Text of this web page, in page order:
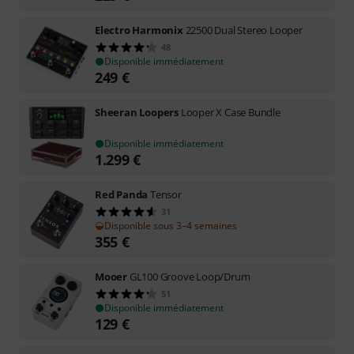
Electro Harmonix 22500 Dual Stereo Looper
48
Disponible immédiatement
249 €
Sheeran Loopers Looper X Case Bundle
Disponible immédiatement
1.299€
Red Panda Tensor
31
Disponible sous 3–4 semaines
355 €
Mooer GL100 Groove Loop/Drum
51
Disponible immédiatement
129 €